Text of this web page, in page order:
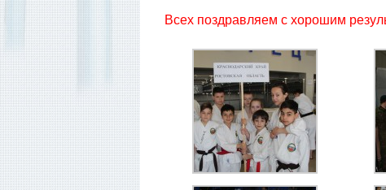
Всех поздравляем с хорошим